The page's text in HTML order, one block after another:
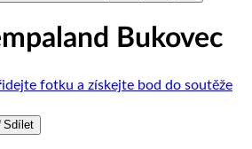
Bukovec
fotku a získejte bod do soutěže
Sdílet